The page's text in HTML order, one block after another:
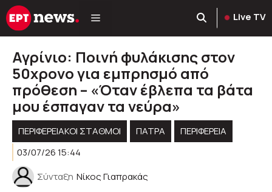
Μετάβαση
σε
Live TV
Αγρίνιο: Ποινή φυλάκισης στον
50χρονο για εμπρησμό από
πρόθεση – «Όταν έβλεπα τα βάτα
μου έσπαγαν τα νεύρα»
ΠΕΡΙΦΕΡΕΙΑΚΟΊ ΣΤΑΘΜΟΊ ΠΑΤΡΑ
ΠΕΡΙΦΈΡΕΙΑ
03/07/26 15:44
Σύνταξη Νίκος Γιαπρακάς